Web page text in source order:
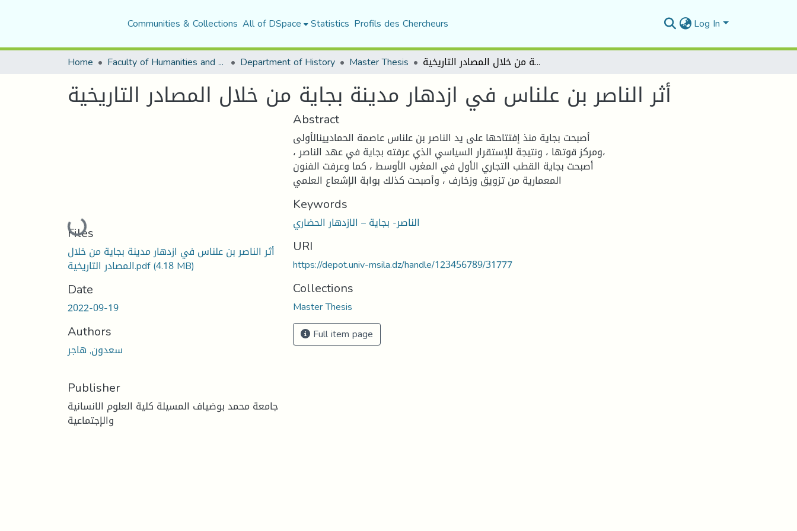
Communities & Collections All of DSpace Statistics Profils des Chercheurs Log In
Home Faculty of Humanities and Social Sciences Department of History Master Thesis أثر الناصر بن علناس في ازدهار مدينة بجاية من خلال المصادر التاريخية
أثر الناصر بن علناس في ازدهار مدينة بجاية من خلال المصادر التاريخية
Loading...
Files
أثر الناصر بن علناس في ازدهار مدينة بجاية من خلال
المصادر التاريخية.pdf(4.18 MB)
Date
2022-09-19
Authors
سعدون, هاجر
Publisher
جامعة محمد بوضياف المسيلة كلية العلوم الانسانية
والإجتماعية
Abstract
أصبحت بجاية منذ إفتتاحها على يد الناصر بن علناس عاصمة الحماديينالأولى
،ومركز قوتها ، ونتيجة للإستقرار السياسي الذي عرفته بجاية في عهد الناصر ،
أصبحت بجاية القطب التجاري الأول في المغرب الأوسط ، كما وعرفت الفنون
المعمارية من تزويق وزخارف ، وأصبحت كذلك بوابة الإشعاع العلمي
Keywords
الناصر- بجاية – الازدهار الحضاري
URI
https://depot.univ-msila.dz/handle/123456789/31777
Collections
Master Thesis
Full item page